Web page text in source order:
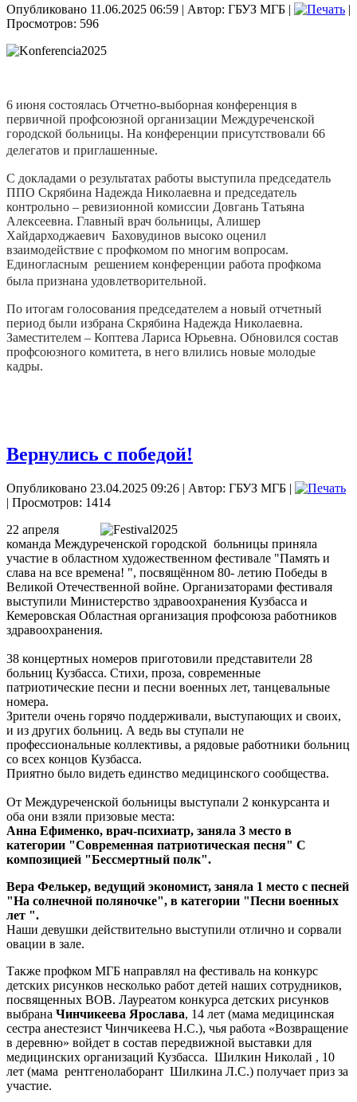
Опубликовано 11.06.2025 06:59 | Автор: ГБУЗ МГБ |
|
Просмотров: 596
6 июня состоялась Отчетно-выборная конференция в
первичной профсоюзной организации Междуреченской
городской больницы. На конференции присутствовали 66
делегатов и приглашенные.
С докладами о результатах работы выступила председатель
ППО Скрябина Надежда Николаевна и председатель
контрольно – ревизионной комиссии Довгань Татьяна
Алексеевна. Главный врач больницы, Алишер
Хайдарходжаевич Баховудинов высоко оценил
взаимодействие с профкомом по многим вопросам.
Единогласным решением конференции работа профкома
была признана удовлетворительной.
По итогам голосования председателем а новый отчетный
период были избрана Скрябина Надежда Николаевна.
Заместителем – Коптева Лариса Юрьевна. Обновился состав
профсоюзного комитета, в него влились новые молодые
кадры.
Вернулись с победой!
Опубликовано 23.04.2025 09:26 | Автор: ГБУЗ МГБ |
| Просмотров: 1414
22 апреля
команда Междуреченской городской больницы приняла
участие в областном художественном фестивале "Память и
слава на все времена! ", посвящённом 80- летию Победы в
Великой Отечественной войне. Организаторами фестиваля
выступили Министерство здравоохранения Кузбасса и
Кемеровская Областная организация профсоюза работников
здравоохранения.
38 концертных номеров приготовили представители 28
больниц Кузбасса. Стихи, проза, современные
патриотические песни и песни военных лет, танцевальные
номера.
Зрители очень горячо поддерживали, выступающих и своих,
и из других больниц. А ведь вы ступали не
профессиональные коллективы, а рядовые работники больниц
со всех концов Кузбасса.
Приятно было видеть единство медицинского сообщества.
От Междуреченской больницы выступали 2 конкурсанта и
оба они взяли призовые места:
Анна Ефименко, врач-психиатр, заняла 3 место в
категории "Современная патриотическая песня" С
композицией "Бессмертный полк".
Вера Фелькер, ведущий экономист, заняла 1 место с песней
"На солнечной поляночке", в категории "Песни военных
лет ".
Наши девушки действительно выступили отлично и сорвали
овации в зале.
Также профком МГБ направлял на фестиваль на конкурс
детских рисунков несколько работ детей наших сотрудников,
посвященных ВОВ. Лауреатом конкурса детских рисунков
выбрана Чинчикеева Ярослава, 14 лет (мама медицинская
сестра анестезист Чинчикеева Н.С.), чья работа «Возвращение
в деревню» войдет в состав передвижной выставки для
медицинских организаций Кузбасса. Шилкин Николай , 10
лет (мама рентгенолаборант Шилкина Л.С.) получает приз за
участие.